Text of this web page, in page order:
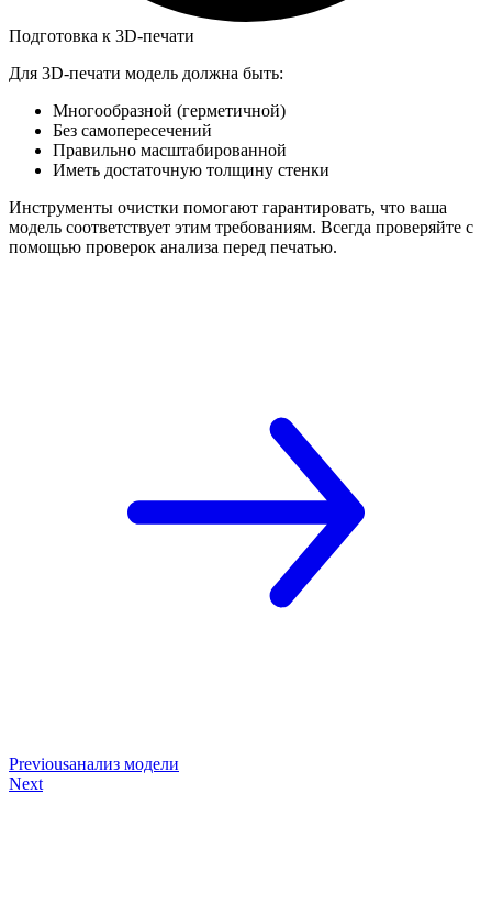
Подготовка к 3D-печати
Для 3D-печати модель должна быть:
Многообразной (герметичной)
Без самопересечений
Правильно масштабированной
Иметь достаточную толщину стенки
Инструменты очистки помогают гарантировать, что ваша
модель соответствует этим требованиям. Всегда проверяйте с
помощью проверок анализа перед печатью.
Previousанализ модели
Next